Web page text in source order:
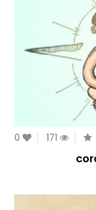
0 171